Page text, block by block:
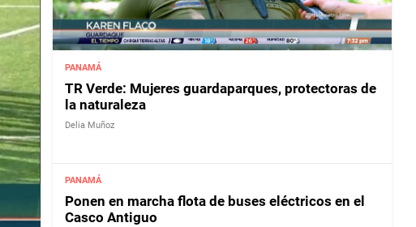
PANAMÁ
TR Verde: Mujeres guardaparques, protectoras de
la naturaleza
Delia Muñoz
PANAMÁ
Ponen en marcha flota de buses eléctricos en el
Casco Antiguo